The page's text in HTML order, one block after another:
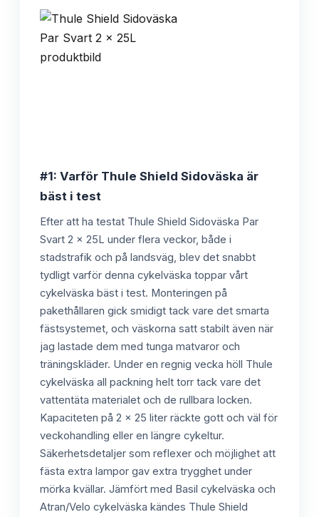
#1: Varför Thule Shield Sidoväska är
bäst i test
Efter att ha testat Thule Shield Sidoväska Par
Svart 2 x 25L under flera veckor, både i
stadstrafik och på landsväg, blev det snabbt
tydligt varför denna cykelväska toppar vårt
cykelväska bäst i test. Monteringen på
pakethållaren gick smidigt tack vare det smarta
fästsystemet, och väskorna satt stabilt även när
jag lastade dem med tunga matvaror och
träningskläder. Under en regnig vecka höll Thule
cykelväska all packning helt torr tack vare det
vattentäta materialet och de rullbara locken.
Kapaciteten på 2 x 25 liter räckte gott och väl för
veckohandling eller en längre cykeltur.
Säkerhetsdetaljer som reflexer och möjlighet att
fästa extra lampor gav extra trygghet under
mörka kvällar. Jämfört med Basil cykelväska och
Atran/Velo cykelväska kändes Thule Shield